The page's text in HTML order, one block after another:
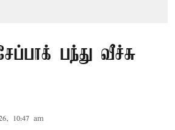
பந்து வீச்சு
10:47 am